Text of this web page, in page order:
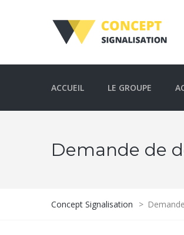
ACCUEIL LE GROUPE
Demande de
Concept Signalisation >